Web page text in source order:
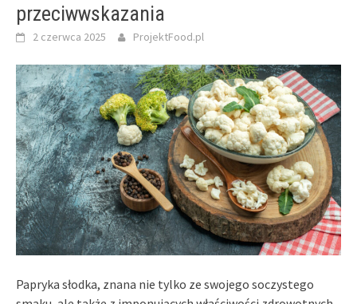
przeciwwskazania
2 czerwca 2025 ProjektFood.pl
Papryka słodka, znana nie tylko ze swojego soczystego